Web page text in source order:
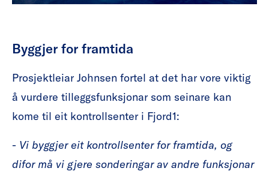
Byggjer for framtida
Prosjektleiar Johnsen fortel at det har vore viktig
å vurdere tilleggsfunksjonar som seinare kan
kome til eit kontrollsenter i Fjord1:
- Vi byggjer eit kontrollsenter for framtida, og
difor må vi gjere sonderingar av andre funksjonar